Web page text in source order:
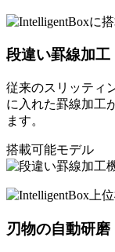
段違い罫線加工
従来のスリッティ
に入れた罫線加工
ます。
搭載可能モデル
刃物の自動研磨